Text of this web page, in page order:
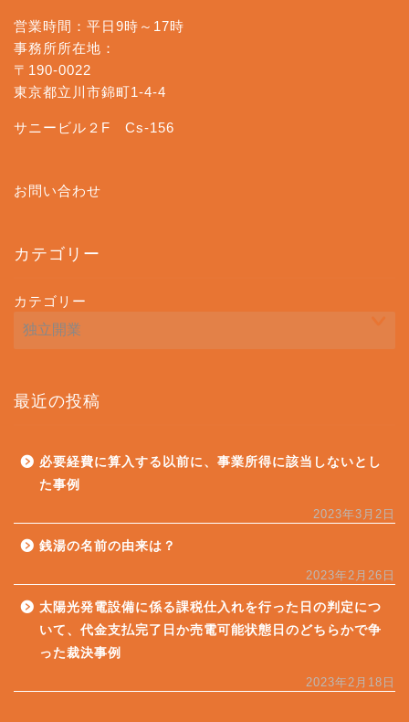
営業時間：平日9時～17時
事務所所在地：
〒190-0022
東京都立川市錦町1-4-4
サニービル２F Cs-156
お問い合わせ
カテゴリー
カテゴリー
最近の投稿
必要経費に算入する以前に、事業所得に該当しないとし
た事例
2023年3月2日
銭湯の名前の由来は？
2023年2月26日
太陽光発電設備に係る課税仕入れを行った日の判定につ
いて、代金支払完了日か売電可能状態日のどちらかで争
った裁決事例
2023年2月18日